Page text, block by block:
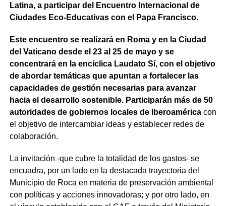
Latina, a participar del Encuentro Internacional de
Ciudades Eco-Educativas con el Papa Francisco.
Este encuentro se realizará en Roma y en la Ciudad
del Vaticano desde el 23 al 25 de mayo y se
concentrará en la encíclica Laudato Sí, con el objetivo
de abordar temáticas que apuntan a fortalecer las
capacidades de gestión necesarias para avanzar
hacia el desarrollo sostenible. Participarán más de 50
autoridades de gobiernos locales de Iberoaméricacon
el objetivo de intercambiar ideas y establecer redes de
colaboración.
La invitación -que cubre la totalidad de los gastos- se
encuadra, por un lado en la destacada trayectoria del
Municipio de Roca en materia de preservación ambiental
con políticas y acciones innovadoras; y por otro lado, en